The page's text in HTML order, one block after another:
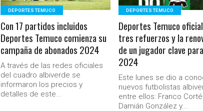
DEPORTES TEMUCO
Con 17 partidos incluidos
Deportes Temuco comienza su
campaña de abonados 2024
A través de las redes oficiales
del cuadro albiverde se
informaron los precios y
detalles de este...
DEPORTES TEMUCO
Deportes Temuco
tres refuerzos y la
de un jugador clave
2024
Este lunes se dio a
nuevos futbolistas
entre ellos: Franco
Damián González y...